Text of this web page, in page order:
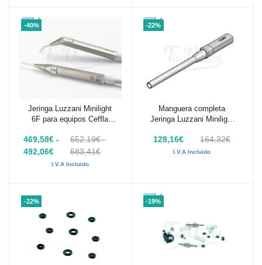
-40%
Añadir al carrito
Jeringa Luzzani Minilight
6F para equipos Ceffla
Weber)
469,58€ -
492,06€
652,19€ -
683,41€
I.V.A Incluido
-22%
Añadir al carrito
Manguera completa
Jeringa Luzzani Minilight
128,16€ 164,32€
I.V.A Incluido
-22% -19%